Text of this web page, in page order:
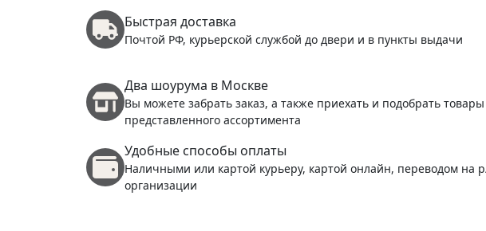
Быстрая доставка
Почтой РФ, курьерской службой до двери и в пункты выдачи
Два шоурума в Москве
Вы можете забрать заказ, а также приехать и подобрать
представленного ассортимента
Удобные способы оплаты
Наличными или картой курьеру, картой онлайн, переводом на
организации